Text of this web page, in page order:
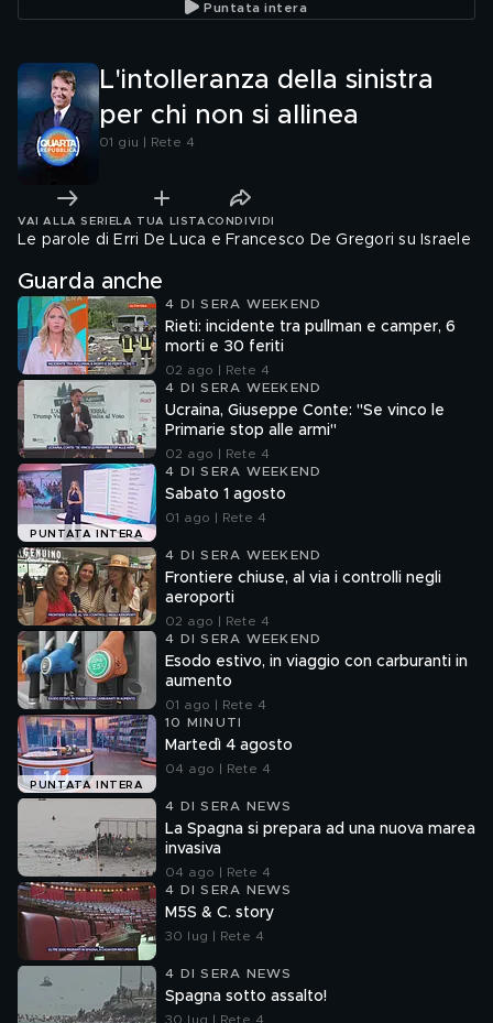
Puntata intera
L'intolleranza della sinistra
per chi non si allinea
01 giu | Rete 4
VAI ALLA SERIE LA TUA LISTA CONDIVIDI
Le parole di Erri De Luca e Francesco De Gregori su Israele
Guarda anche
4 DI SERA WEEKEND
Rieti: incidente tra pullman e camper, 6
morti e 30 feriti
02 ago | Rete 4
4 DI SERA WEEKEND
Ucraina, Giuseppe Conte: "Se vinco le
Primarie stop alle armi"
02 ago | Rete 4
PUNTATA INTERA
4 DI SERA WEEKEND
Sabato 1 agosto
01 ago | Rete 4
4 DI SERA WEEKEND
Frontiere chiuse, al via i controlli negli
aeroporti
02 ago | Rete 4
4 DI SERA WEEKEND
Esodo estivo, in viaggio con carburanti in
aumento
01 ago | Rete 4
PUNTATA INTERA
10 MINUTI
Martedì 4 agosto
04 ago | Rete 4
4 DI SERA NEWS
La Spagna si prepara ad una nuova marea
invasiva
04 ago | Rete 4
4 DI SERA NEWS
M5S & C. story
30 lug | Rete 4
4 DI SERA NEWS
Spagna sotto assalto!
30 lug | Rete 4